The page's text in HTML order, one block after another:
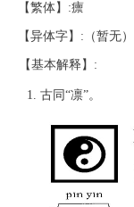
【繁体】:癝
【异体字】:（暂无）
【基本解释】:
古同“凛”。